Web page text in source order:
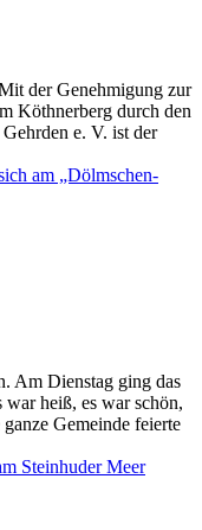
der Genehmigung zur
Köthnerberg durch den
e. V. ist der
am „Dölmschen-
Am Dienstag ging das
heiß, es war schön,
Gemeinde feierte
Steinhuder Meer